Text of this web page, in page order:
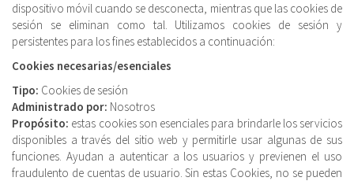
dispositivo móvil cuando se desconecta, mientras que las cookies de
sesión se eliminan como tal. Utilizamos cookies de sesión y
persistentes para los fines establecidos a continuación:
Cookies necesarias/esenciales
Tipo: Cookies de sesión
Administrado por: Nosotros
Propósito: estas cookies son esenciales para brindarle los servicios
disponibles a través del sitio web y permitirle usar algunas de sus
funciones. Ayudan a autenticar a los usuarios y previenen el uso
fraudulento de cuentas de usuario. Sin estas Cookies, no se pueden